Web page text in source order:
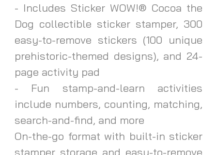
- Includes Sticker WOW!® Cocoa the
Dog collectible sticker stamper, 300
easy-to-remove stickers (100 unique
prehistoric-themed designs), and 24-
page activity pad
- Fun stamp-and-learn activities
include numbers, counting, matching,
search-and-find, and more
On-the-go format with built-in sticker
stamper storage and easy-to-remove